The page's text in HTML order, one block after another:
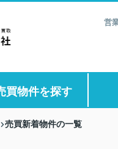
営
買物件を探す
売買新着物件の一覧